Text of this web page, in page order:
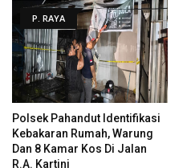
P. RAYA
Polsek Pahandut Identifikasi
Kebakaran Rumah, Warung
Dan 8 Kamar Kos Di Jalan
R.A. Kartini